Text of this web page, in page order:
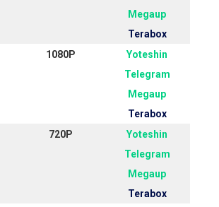
Megaup
Terabox
1080P
Yoteshin
Telegram
Megaup
Terabox
720P
Yoteshin
Telegram
Megaup
Terabox